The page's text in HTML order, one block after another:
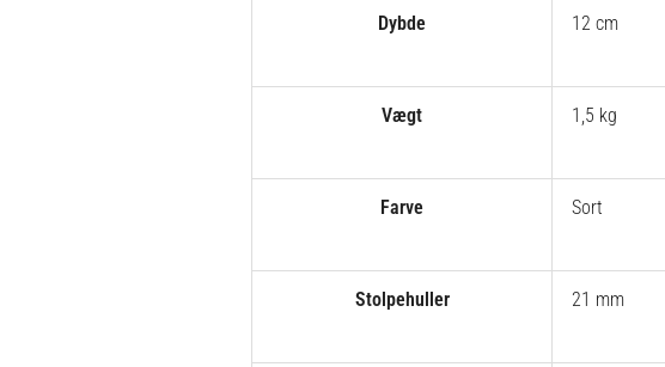
Dybde 12 cm
Vægt 1,5 kg
Farve Sort
Stolpehuller 21 mm